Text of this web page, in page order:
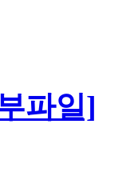
파일]